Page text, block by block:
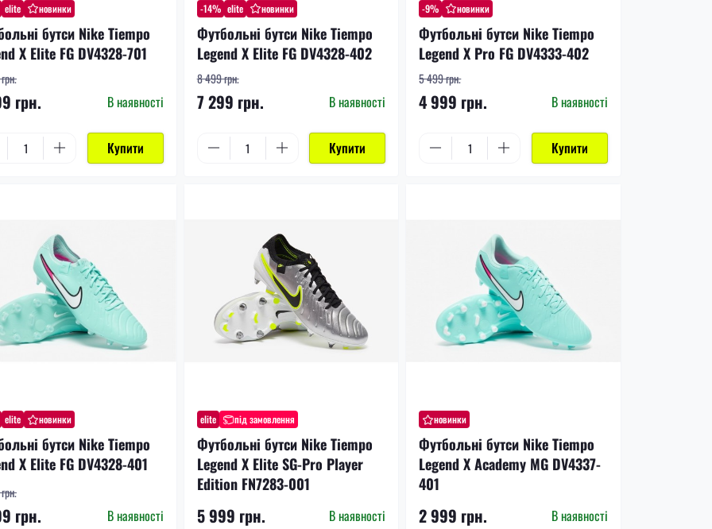
elite новинки
бутси Nike Tiempo
X Elite FG DV4328-701
грн. В наявності
Купити
-14% elite новинки
Футбольні бутси Nike Tiempo
Legend X Elite FG DV4328-402
8 499 грн.
7 299 грн. В наявності
Купити
-9% новинки
Футбольні бутси Nike Tiempo
Legend X Pro FG DV4333-402
5 499 грн.
4 999 грн. В наявності
Купити
elite новинки
бутси Nike Tiempo
X Elite FG DV4328-401
грн. В наявності
elite під замовлення
Футбольні бутси Nike Tiempo
Legend X Elite SG-Pro Player
Edition FN7283-001
5 999 грн. В наявності
новинки
Футбольні бутси Nike Tiempo
Legend X Academy MG DV4337-
401
2 999 грн. В наявності